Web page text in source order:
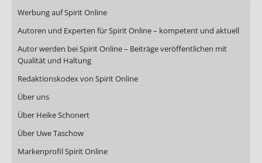
Werbung auf Spirit Online
Autoren und Experten für Spirit Online – kompetent und aktuell
Autor werden bei Spirit Online – Beiträge veröffentlichen mit
Qualität und Haltung
Redaktionskodex von Spirit Online
Über uns
Über Heike Schonert
Über Uwe Taschow
Markenprofil Spirit Online